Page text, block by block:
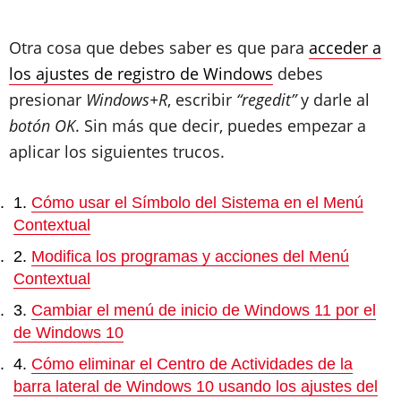
Otra cosa que debes saber es que para acceder a
los ajustes de registro de Windows debes
presionar Windows+R, escribir “regedit”y darle al
botón OK. Sin más que decir, puedes empezar a
aplicar los siguientes trucos.
Cómo usar el Símbolo del Sistema en el Menú
Contextual
Modifica los programas y acciones del Menú
Contextual
Cambiar el menú de inicio de Windows 11 por el
de Windows 10
Cómo eliminar el Centro de Actividades de la
barra lateral de Windows 10 usando los ajustes del